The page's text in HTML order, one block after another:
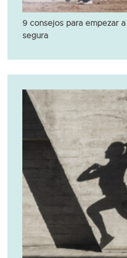
9 consejos para empezar
segura